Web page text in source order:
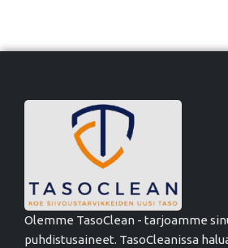
Olemme TasoClean - tarjoamme
puhdistusaineet. TasoCleanissa